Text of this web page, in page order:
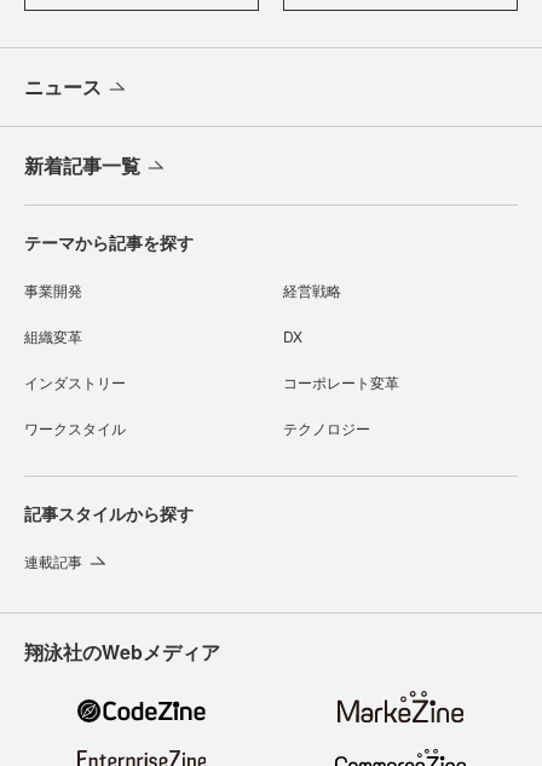
ニュース
新着記事一覧
テーマから記事を探す
事業開発 経営戦略
組織変革 DX
インダストリー コーポレート変革
ワークスタイル テクノロジー
記事スタイルから探す
連載記事
翔泳社のWebメディア